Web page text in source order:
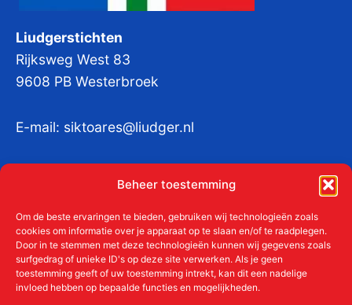
Beheer toestemming
Om de beste ervaringen te bieden, gebruiken wij technologieën zoals
cookies om informatie over je apparaat op te slaan en/of te raadplegen.
Door in te stemmen met deze technologieën kunnen wij gegevens zoals
surfgedrag of unieke ID's op deze site verwerken. Als je geen
toestemming geeft of uw toestemming intrekt, kan dit een nadelige
invloed hebben op bepaalde functies en mogelijkheden.
Liudgerstichten
Rijksweg West 83
9608 PB Westerbroek
E-mail: siktoares@liudger.nl
KvKnr:41011712
Meer over de Liudgerstichten